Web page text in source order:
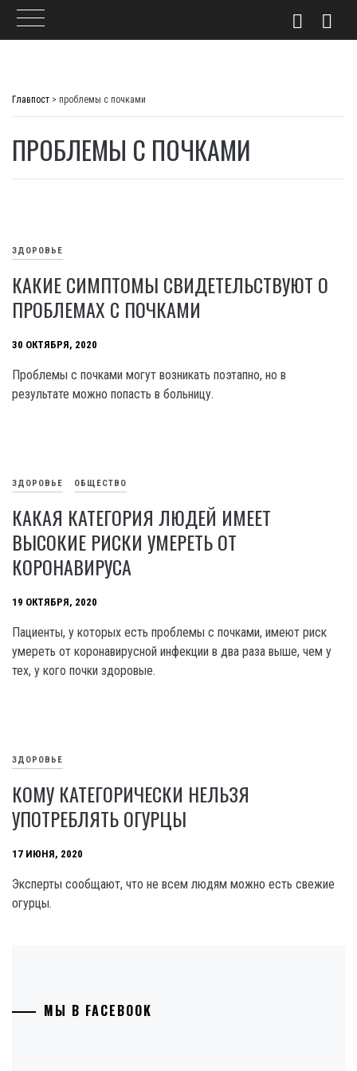
Главпост > проблемы с почками
ПРОБЛЕМЫ С ПОЧКАМИ
ЗДОРОВЬЕ
КАКИЕ СИМПТОМЫ СВИДЕТЕЛЬСТВУЮТ О
ПРОБЛЕМАХ С ПОЧКАМИ
30 ОКТЯБРЯ, 2020
Проблемы с почками могут возникать поэтапно, но в
результате можно попасть в больницу.
ЗДОРОВЬЕ ОБЩЕСТВО
КАКАЯ КАТЕГОРИЯ ЛЮДЕЙ ИМЕЕТ
ВЫСОКИЕ РИСКИ УМЕРЕТЬ ОТ
КОРОНАВИРУСА
19 ОКТЯБРЯ, 2020
Пациенты, у которых есть проблемы с почками, имеют риск
умереть от коронавирусной инфекции в два раза выше, чем у
тех, у кого почки здоровые.
ЗДОРОВЬЕ
КОМУ КАТЕГОРИЧЕСКИ НЕЛЬЗЯ
УПОТРЕБЛЯТЬ ОГУРЦЫ
17 ИЮНЯ, 2020
Эксперты сообщают, что не всем людям можно есть свежие
огурцы.
МЫ В FACEBOOK